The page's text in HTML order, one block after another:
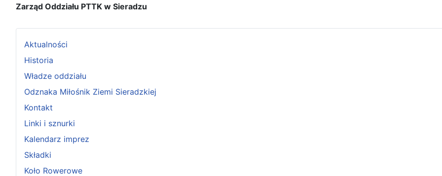
Aktualności
Historia
Władze oddziału
Odznaka Miłośnik Ziemi Sieradzkiej
Kontakt
Linki i sznurki
Kalendarz imprez
Składki
Koło Rowerowe
Zarząd Oddziału PTTK w Sieradzu